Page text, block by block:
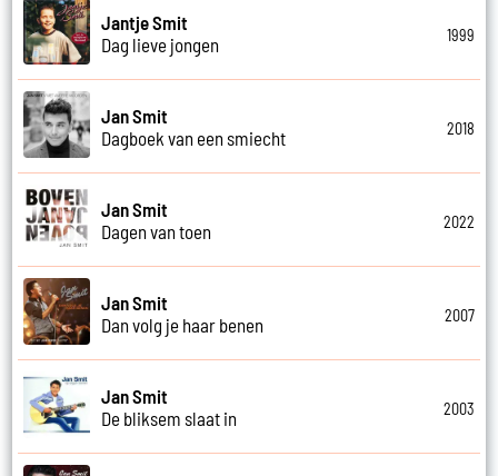
Jantje Smit
Dag lieve jongen
1999
Jan Smit
Dagboek van een smiecht
2018
Jan Smit
Dagen van toen
2022
Jan Smit
Dan volg je haar benen
2007
Jan Smit
De bliksem slaat in
2003